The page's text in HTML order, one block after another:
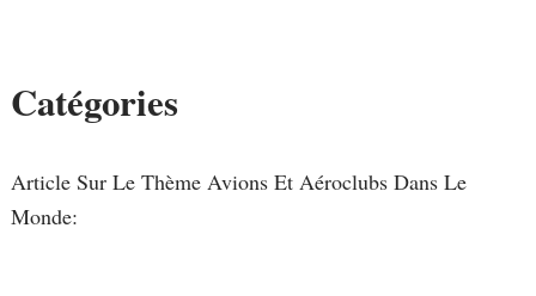
Catégories
Article Sur Le Thème Avions Et Aéroclubs Dans Le
Monde: